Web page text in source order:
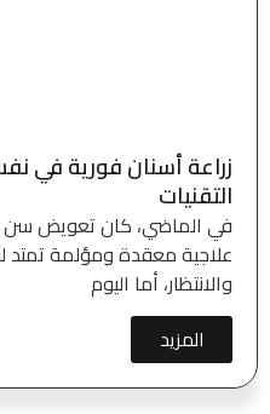
زراعة أسنان فورية في نفس
التقنيات
في الماضي، كان تعويض سن
علاجية معقدة ومؤلمة تمتد
والانتظار، أما اليوم
المزيد